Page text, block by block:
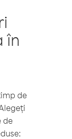
în
de
de